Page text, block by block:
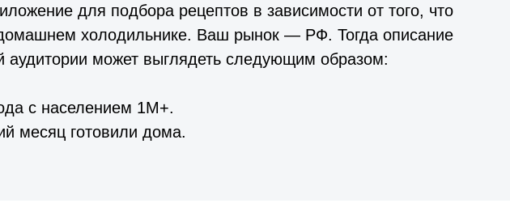
для подбора рецептов в зависимости от того, что
холодильнике. Ваш рынок — РФ. Тогда описание
аудитории может выглядеть следующим образом:
с населением 1М+.
месяц готовили дома.